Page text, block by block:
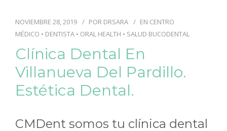
NOVIEMBRE 28, 2019 POR DRSARA EN CENTRO
MÉDICO • DENTISTA • ORAL HEALTH • SALUD BUCODENTAL
Clínica Dental En
Villanueva Del Pardillo.
Estética Dental.
CMDent somos tu clínica dental